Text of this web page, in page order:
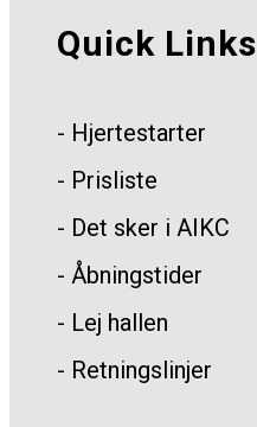
Quick Links
- Hjertestarter
- Prisliste
- Det sker i AIKC
- Åbningstider
- Lej hallen
- Retningslinjer